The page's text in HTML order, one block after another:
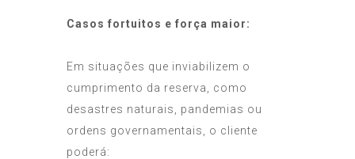
Casos fortuitos e força maior:
Em situações que inviabilizem o
cumprimento da reserva, como
desastres naturais, pandemias ou
ordens governamentais, o cliente
poderá: